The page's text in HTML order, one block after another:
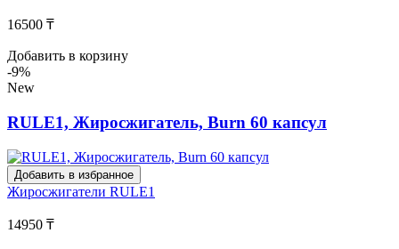
16500 ₸
Добавить в корзину
-9%
New
RULE1, Жиросжигатель, Burn 60 капсул
Добавить в избранное
Жиросжигатели RULE1
14950 ₸